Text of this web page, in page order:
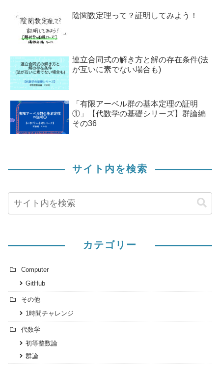
陰関数定理って？証明してみよう！
連立合同式の解き方と解の存在条件(法
が互いに素でない場合も)
「有限アーベル群の基本定理の証明
①」【代数学の基礎シリーズ】群論編
その36
サイト内を検索
カテゴリー
Computer
GitHub
その他
1時間チャレンジ
代数学
初等整数論
群論